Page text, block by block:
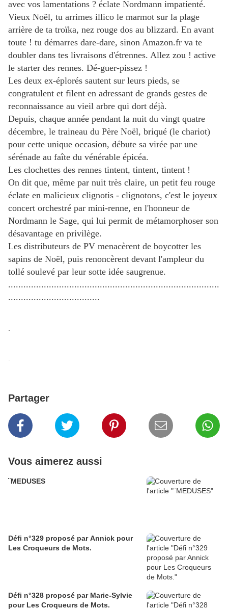
avec vos lamentations ? éclate Nordmann impatienté.
Vieux Noël, tu arrimes illico le marmot sur la plage
arrière de ta troïka, nez rouge dos au blizzard. En avant
toute ! tu démarres dare-dare, sinon Amazon.fr va te
doubler dans tes livraisons d'étrennes. Allez zou ! active
le starter des rennes. Dé-guer-pissez !
Les deux ex-éplorés sautent sur leurs pieds, se
congratulent et filent en adressant de grands gestes de
reconnaissance au vieil arbre qui dort déjà.
Depuis, chaque année pendant la nuit du vingt quatre
décembre, le traineau du Père Noël, briqué (le chariot)
pour cette unique occasion, débute sa virée par une
sérénade au faîte du vénérable épicéa.
Les clochettes des rennes tintent, tintent, tintent !
On dit que, même par nuit très claire, un petit feu rouge
éclate en malicieux clignotis - clignotons, c'est le joyeux
concert orchestré par mini-renne, en l'honneur de
Nordmann le Sage, qui lui permit de métamorphoser son
désavantage en privilège.
Les distributeurs de PV menacèrent de boycotter les
sapins de Noël, puis renoncèrent devant l'ampleur du
tollé soulevé par leur sotte idée saugrenue.
...................................................................................
....................................
Partager
Vous aimerez aussi
¨MEDUSES
Défi n°329 proposé par Annick pour
Les Croqueurs de Mots.
Défi n°328 proposé par Marie-Sylvie
pour Les Croqueurs de Mots.